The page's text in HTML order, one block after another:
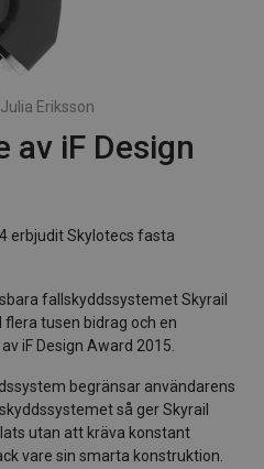
Julia Eriksson
av iF Design
erbjudit Skylotecs fasta
fallskyddssystemet Skyrail
tusen bidrag och en
iF Design Award 2015.
begränsar användarens
så ger Skyrail
utan att kräva konstant
vare sin smarta konstruktion.